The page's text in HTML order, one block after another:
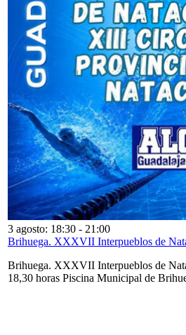
3 agosto: 18:30 - 21:00
Brihuega. XXXVII Interpueblos de
Brihuega. XXXVII Interpueblos de
18,30 horas Piscina Municipal de